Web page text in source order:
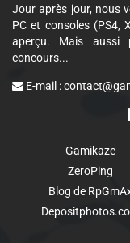
Jour après jour, nous
PC et consoles (PS4,
aperçu. Mais aussi
concours...
E-mail :
Gamikaze
ZeroPing
Blog de